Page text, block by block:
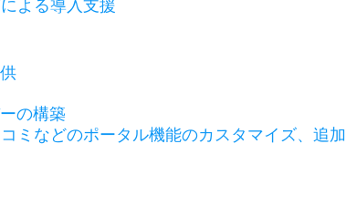
よる導入支援
の構築
ミなどのポータル機能のカスタマイズ、追加